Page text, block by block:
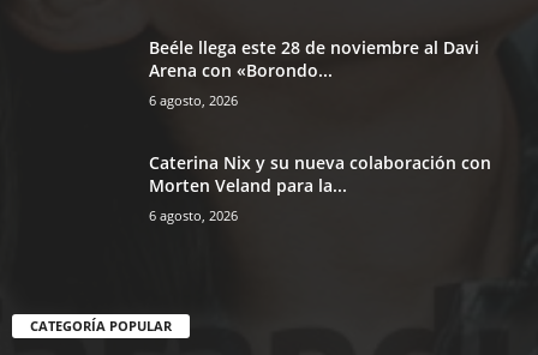
Beéle llega este 28 de noviembre al Davi
Arena con «Borondo...
6 agosto, 2026
Caterina Nix y su nueva colaboración con
Morten Veland para la...
6 agosto, 2026
CATEGORÍA POPULAR